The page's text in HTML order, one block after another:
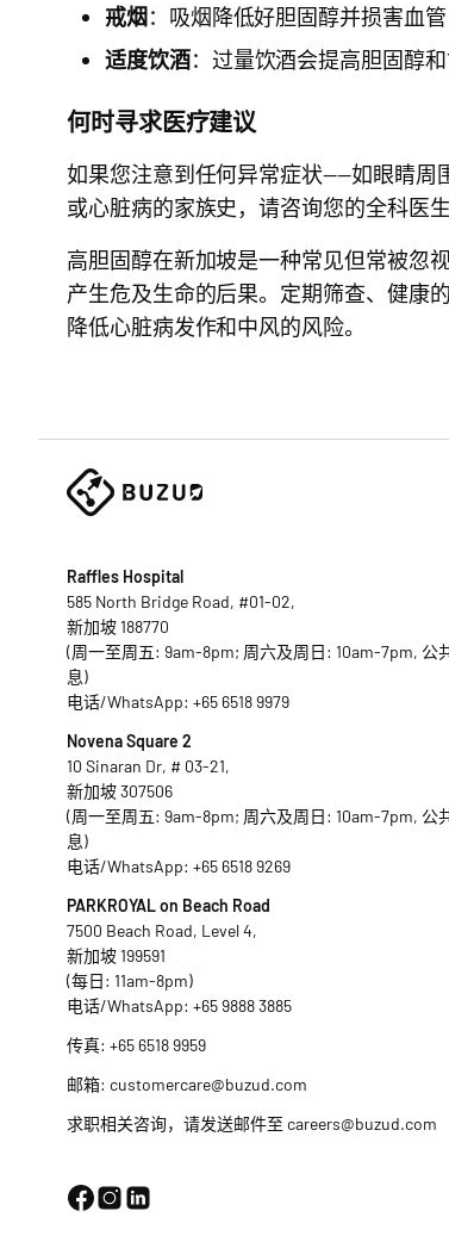
戒烟 ：吸烟降低好胆固醇并损害血管
适度饮酒：过量饮酒会提高胆固醇
何时寻求医疗建议
如果您注意到任何异常症状——如眼睛周
或心脏病的家族史，请咨询您的全科医
高胆固醇在新加坡是一种常见但常被忽
产生危及生命的后果。定期筛查、健康
降低心脏病发作和中风的风险。
Raffles Hospital
585 North Bridge Road, #01-02,
新加坡 188770
(周一至周五: 9am-8pm; 周六及周日: 10am-7pm, 公
息)
电话/WhatsApp: +65 6518 9979
Novena Square 2
10 Sinaran Dr, # 03-21,
新加坡 307506
(周一至周五: 9am-8pm; 周六及周日: 10am-7pm, 公
息)
电话/WhatsApp: +65 6518 9269
PARKROYAL on Beach Road
7500 Beach Road, Level 4,
新加坡 199591
(每日: 11am-8pm)
电话/WhatsApp: +65 9888 3885
传真: +65 6518 9959
邮箱: customercare@buzud.com
求职相关咨询，请发送邮件至 careers@buzud.com